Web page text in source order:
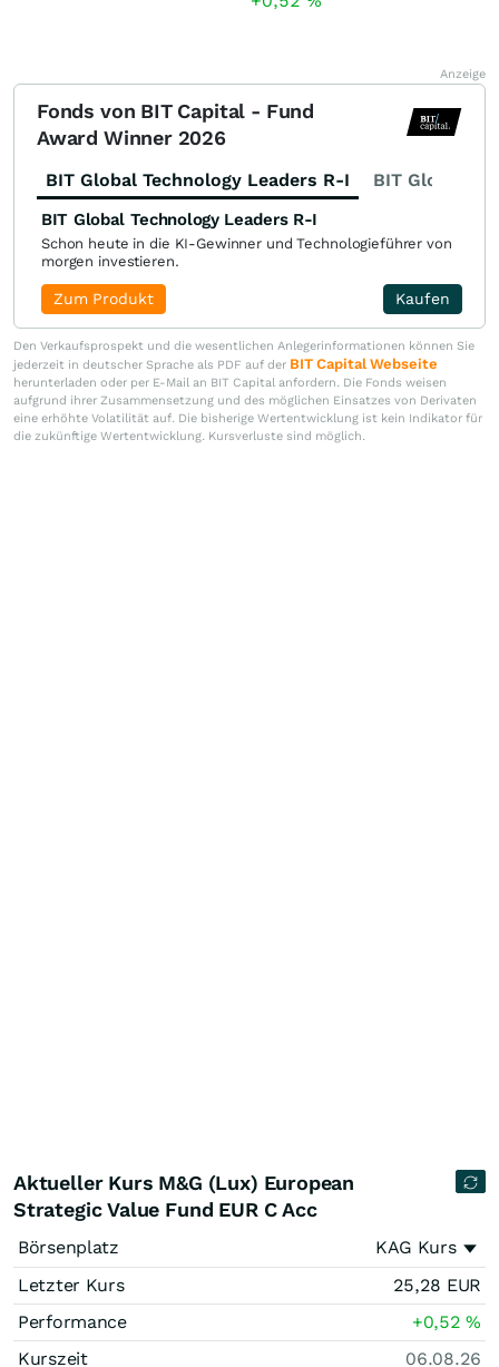
Anzeige
Fonds von BIT Capital - Fund
Award Winner 2026
BIT Global Technology Leaders R-I BIT Global
BIT Global Technology Leaders R-I
Schon heute in die KI-Gewinner und Technologieführer von
morgen investieren.
Kaufen
Zum Produkt
Den Verkaufsprospekt und die wesentlichen Anlegerinformationen können Sie
jederzeit in deutscher Sprache als PDF auf der BIT Capital Webseite
herunterladen oder per E-Mail an BIT Capital anfordern. Die Fonds weisen
aufgrund ihrer Zusammensetzung und des möglichen Einsatzes von Derivaten
eine erhöhte Volatilität auf. Die bisherige Wertentwicklung ist kein Indikator für
die zukünftige Wertentwicklung. Kursverluste sind möglich.
Aktueller Kurs M&G (Lux) European
Strategic Value Fund EUR C Acc
Börsenplatz
KAG Kurs
Letzter Kurs
25,28 EUR
Performance
+0,52%
Kurszeit
06.08.26